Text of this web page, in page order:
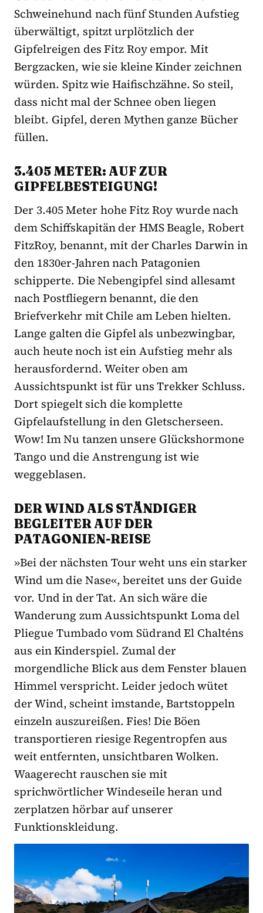
Schweinehund nach fünf Stunden Aufstieg
überwältigt, spitzt urplötzlich der
Gipfelreigen des Fitz Roy empor. Mit
Bergzacken, wie sie kleine Kinder zeichnen
würden. Spitz wie Haifischzähne. So steil,
dass nicht mal der Schnee oben liegen
bleibt. Gipfel, deren Mythen ganze Bücher
füllen.
3.405 METER: AUF ZUR
GIPFELBESTEIGUNG!
Der 3.405 Meter hohe Fitz Roy wurde nach
dem Schiffskapitän der HMS Beagle, Robert
FitzRoy, benannt, mit der Charles Darwin in
den 1830er-Jahren nach Patagonien
schipperte. Die Nebengipfel sind allesamt
nach Postfliegern benannt, die den
Briefverkehr mit Chile am Leben hielten.
Lange galten die Gipfel als unbezwingbar,
auch heute noch ist ein Aufstieg mehr als
herausfordernd. Weiter oben am
Aussichtspunkt ist für uns Trekker Schluss.
Dort spiegelt sich die komplette
Gipfelaufstellung in den Gletscherseen.
Wow! Im Nu tanzen unsere Glückshormone
Tango und die Anstrengung ist wie
weggeblasen.
DER WIND ALS STÄNDIGER
BEGLEITER AUF DER
PATAGONIEN-REISE
»Bei der nächsten Tour weht uns ein starker
Wind um die Nase«, bereitet uns der Guide
vor. Und in der Tat. An sich wäre die
Wanderung zum Aussichtspunkt Loma del
Pliegue Tumbado vom Südrand El Chalténs
aus ein Kinderspiel. Zumal der
morgendliche Blick aus dem Fenster blauen
Himmel verspricht. Leider jedoch wütet
der Wind, scheint imstande, Bartstoppeln
einzeln auszureißen. Fies! Die Böen
transportieren riesige Regentropfen aus
weit entfernten, unsichtbaren Wolken.
Waagerecht rauschen sie mit
sprichwörtlicher Windeseile heran und
zerplatzen hörbar auf unserer
Funktionskleidung.